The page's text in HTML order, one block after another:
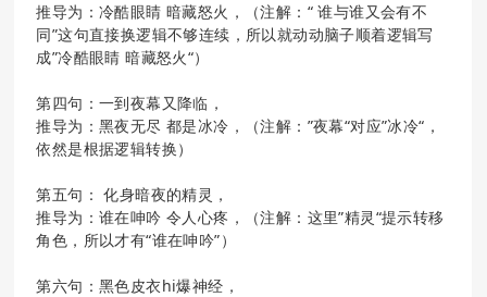
推导为：冷酷眼睛 暗藏怒火，（注解：“ 谁与谁又会有不
同”这句直接换逻辑不够连续，所以就动动脑子顺着逻辑写
成”冷酷眼睛 暗藏怒火“）
第四句：一到夜幕又降临，
推导为：黑夜无尽 都是冰冷，（注解：”夜幕“对应”冰冷“，
依然是根据逻辑转换）
第五句： 化身暗夜的精灵，
推导为：谁在呻吟 令人心疼，（注解：这里”精灵“提示转移
角色，所以才有“谁在呻吟”）
第六句：黑色皮衣hi爆神经，